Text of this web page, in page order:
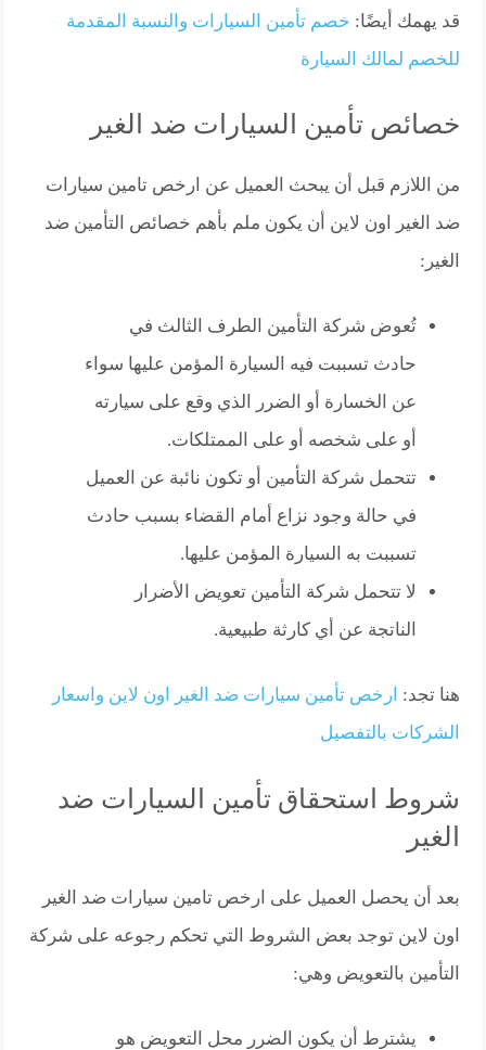
قد يهمك أيضًا: خصم تأمين السيارات والنسبة المقدمة
للخصم لمالك السيارة
خصائص تأمين السيارات ضد الغير
من اللازم قبل أن يبحث العميل عن ارخص تامين سيارات
ضد الغير اون لاين أن يكون ملم بأهم خصائص التأمين ضد
الغير:
تُعوض شركة التأمين الطرف الثالث في
حادث تسببت فيه السيارة المؤمن عليها سواء
عن الخسارة أو الضرر الذي وقع على سيارته
أو على شخصه أو على الممتلكات.
تتحمل شركة التأمين أو تكون نائبة عن العميل
في حالة وجود نزاع أمام القضاء بسبب حادث
تسببت به السيارة المؤمن عليها.
لا تتحمل شركة التأمين تعويض الأضرار
الناتجة عن أي كارثة طبيعية.
هنا تجد: ارخص تأمين سيارات ضد الغير اون لاين واسعار
الشركات بالتفصيل
شروط استحقاق تأمين السيارات ضد
الغير
بعد أن يحصل العميل على ارخص تامين سيارات ضد الغير
اون لاين توجد بعض الشروط التي تحكم رجوعه على شركة
التأمين بالتعويض وهي:
يشترط أن يكون الضرر محل التعويض هو